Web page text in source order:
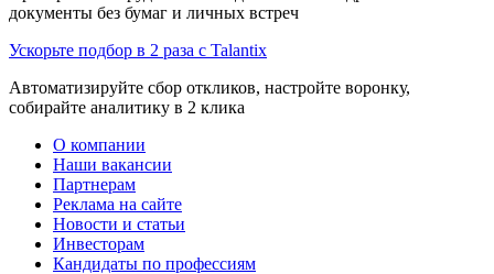
документы без бумаг и личных встреч
Ускорьте подбор в 2 раза с Talantix
Автоматизируйте сбор откликов, настройте воронку,
собирайте аналитику в 2 клика
О компании
Наши вакансии
Партнерам
Реклама на сайте
Новости и статьи
Инвесторам
Кандидаты по профессиям